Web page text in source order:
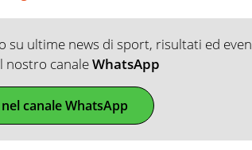
su ultime news di sport, risultati ed
nostro canaleWhatsApp
canale WhatsApp